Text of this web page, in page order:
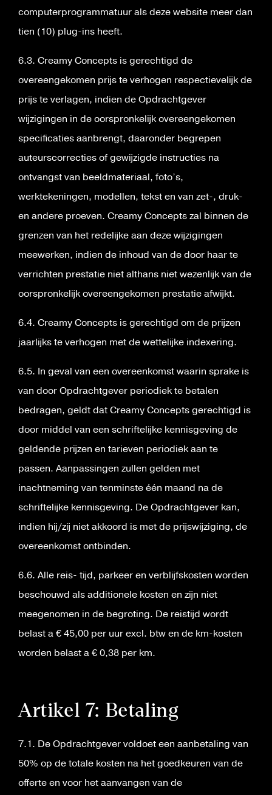
computerprogrammatuur als deze website meer dan
tien (10) plug-ins heeft.
6.3. Creamy Concepts is gerechtigd de
overeengekomen prijs te verhogen respectievelijk de
prijs te verlagen, indien de Opdrachtgever
wijzigingen in de oorspronkelijk overeengekomen
specificaties aanbrengt, daaronder begrepen
auteurscorrecties of gewijzigde instructies na
ontvangst van beeldmateriaal, foto’s,
werktekeningen, modellen, tekst en van zet-, druk-
en andere proeven. Creamy Concepts zal binnen de
grenzen van het redelijke aan deze wijzigingen
meewerken, indien de inhoud van de door haar te
verrichten prestatie niet althans niet wezenlijk van de
oorspronkelijk overeengekomen prestatie afwijkt.
6.4. Creamy Concepts is gerechtigd om de prijzen
jaarlijks te verhogen met de wettelijke indexering.
6.5. In geval van een overeenkomst waarin sprake is
van door Opdrachtgever periodiek te betalen
bedragen, geldt dat Creamy Concepts gerechtigd is
door middel van een schriftelijke kennisgeving de
geldende prijzen en tarieven periodiek aan te
passen. Aanpassingen zullen gelden met
inachtneming van tenminste één maand na de
schriftelijke kennisgeving. De Opdrachtgever kan,
indien hij/zij niet akkoord is met de prijswijziging, de
overeenkomst ontbinden.
6.6. Alle reis- tijd, parkeer en verblijfskosten worden
beschouwd als additionele kosten en zijn niet
meegenomen in de begroting. De reistijd wordt
belast a € 45,00 per uur excl. btw en de km-kosten
worden belast a € 0,38 per km.
Artikel 7: Betaling
7.1. De Opdrachtgever voldoet een aanbetaling van
50% op de totale kosten na het goedkeuren van de
offerte en voor het aanvangen van de